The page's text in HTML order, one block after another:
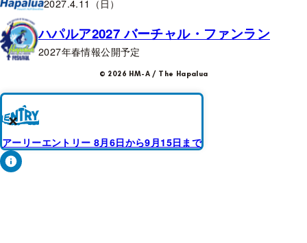
2027.4.11（日）
ハパルア2027 バーチャル・ファンラン
2027年春情報公開予定
© 2026 HM-A / The Hapalua
アーリーエントリー 8月6日から9月15日まで
×